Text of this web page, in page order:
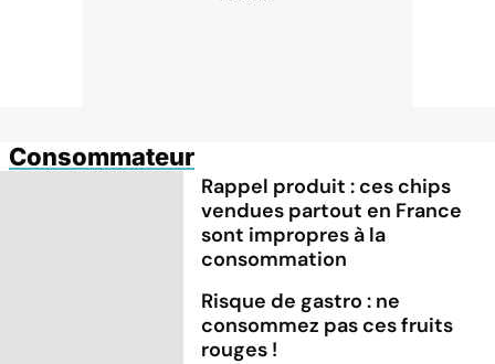
Consommateur
Rappel produit : ces chips
vendues partout en France
sont impropres à la
consommation
Risque de gastro : ne
consommez pas ces fruits
rouges !